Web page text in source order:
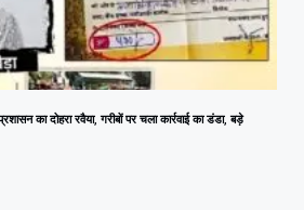
का दोहरा रवैया, गरीबों पर चला कार्रवाई का डंडा, बड़े